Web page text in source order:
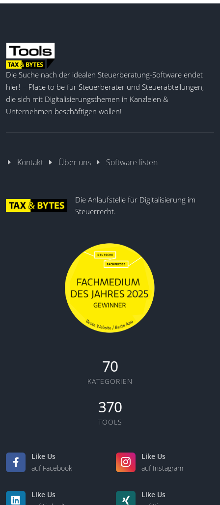
Die Suche nach der idealen Steuerberatung-Software endet
hier! – Place to be für Steuerberater und Steuerabteilungen,
die sich mit Digitalisierungsthemen in Kanzleien &
Unternehmen beschäftigen wollen!
Kontakt Über uns Software listen
Die Anlaufstelle für Digitalisierung im
Steuerrecht.
70
KATEGORIEN
370
TOOLS
Like Us
auf Facebook
Like Us
auf Instagram
Like Us
Like Us